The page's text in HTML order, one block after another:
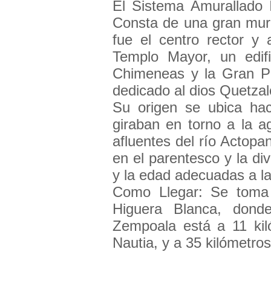
El Sistema
Consta de una gran
fue el centro rector y
Templo Mayor, un
Chimeneas y la Gran
dedicado al dios
Su origen se ubica
giraban en torno a la
afluentes del río
en el parentesco y la
y la edad adecuadas a
Como Llegar: Se
Higuera Blanca,
Zempoala está a 11
Nautia, y a 35